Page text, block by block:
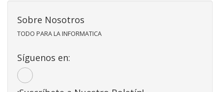
Sobre Nosotros
TODO PARA LA INFORMATICA
Síguenos en: